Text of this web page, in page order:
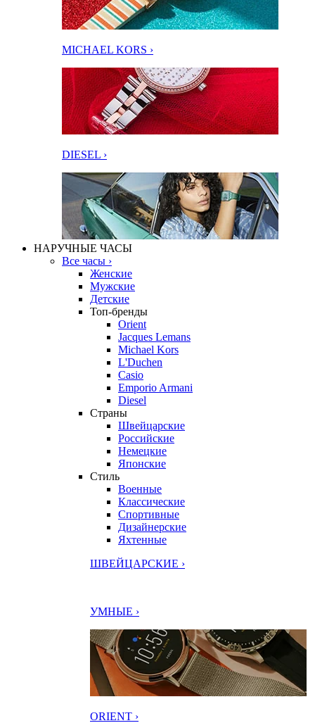
MICHAEL KORS ›
DIESEL ›
НАРУЧНЫЕ ЧАСЫ
Все часы ›
Женские
Мужские
Детские
Топ-бренды
Orient
Jacques Lemans
Michael Kors
L'Duchen
Casio
Emporio Armani
Diesel
Страны
Швейцарские
Российские
Немецкие
Японские
Стиль
Военные
Классические
Спортивные
Дизайнерские
Яхтенные
ШВЕЙЦАРСКИЕ ›
УМНЫЕ ›
ORIENT ›